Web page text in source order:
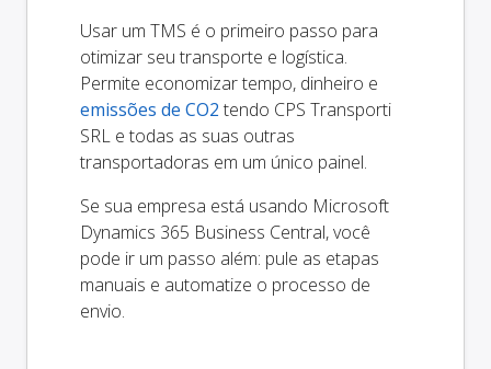
Usar um TMS é o primeiro passo para
otimizar seu transporte e logística.
Permite economizar tempo, dinheiro e
emissões de CO2 tendo CPS Transporti
SRL e todas as suas outras
transportadoras em um único painel.
Se sua empresa está usando Microsoft
Dynamics 365 Business Central, você
pode ir um passo além: pule as etapas
manuais e automatize o processo de
envio.